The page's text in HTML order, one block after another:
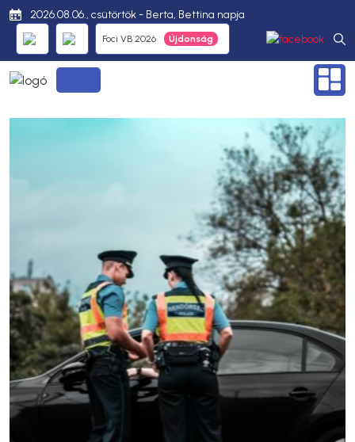
2026.08.06., csütörtök - Berta, Bettina napja
Foci VB 2026